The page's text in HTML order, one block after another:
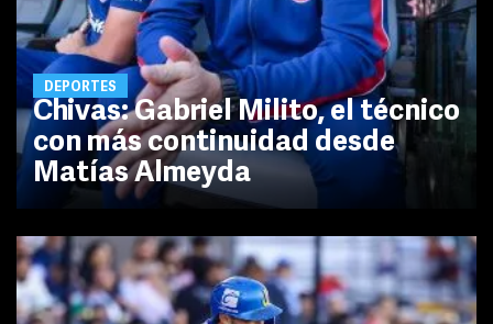
DEPORTES
Chivas: Gabriel Milito, el técnico
con más continuidad desde
Matías Almeyda